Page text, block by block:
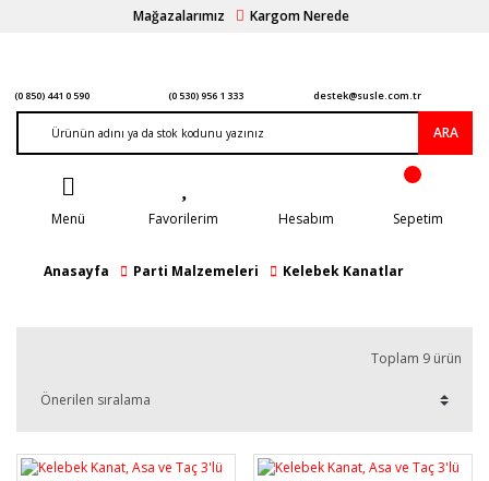
Mağazalarımız Kargom Nerede
(0 850) 441 0 590 (0 530) 956 1 333 destek@susle.com.tr
ARA
Menü Favorilerim Hesabım Sepetim
Anasayfa Parti Malzemeleri Kelebek Kanatlar
Toplam 9 ürün